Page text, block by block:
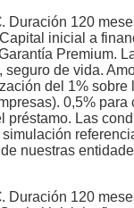
Duración 120
inicial a
Premium.
de vida.
del 1% sobre
0,5% para
préstamo. Las
nuestras
Duración 120